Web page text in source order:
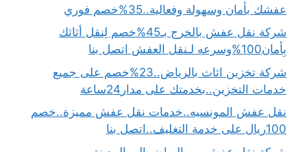
عفشك بأمان وسهولة وفعالية..35%خصم فوري
شركة نقل عفش بالخرج بـ45%خصم لِنقل أثاثك
بِأمان100%وسرعه لـنقل العفش اتصل بنا
شركة تخزين اثاث بالرياض..23%خصم على جميع
خدمات التخزين..بخدمتك على مدار24ساعة
نقل عفش المونسيه..خدمات نقل عفش مميزة..خصم
100ريال على خدمة التغليف..اتصل بنا